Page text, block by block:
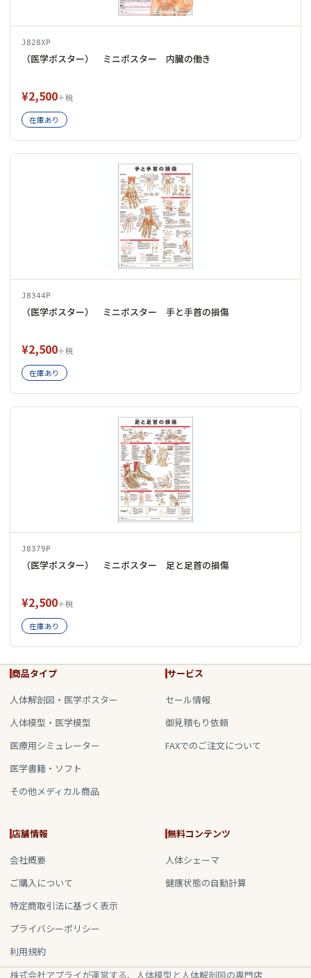
J828XP
（医学ポスター） ミニポスター 内臓の働き
¥2,500＋税
在庫あり
J8344P
（医学ポスター） ミニポスター 手と手首の損傷
¥2,500＋税
在庫あり
J8379P
（医学ポスター） ミニポスター 足と足首の損傷
¥2,500＋税
在庫あり
商品タイプ
人体解剖図・医学ポスター
人体模型・医学模型
医療用シミュレーター
医学書籍・ソフト
その他メディカル商品
サービス
セール情報
御見積もり依頼
FAXでのご注文について
店舗情報
会社概要
ご購入について
特定商取引法に基づく表示
プライバシーポリシー
利用規約
無料コンテンツ
人体シェーマ
健康状態の自動計算
株式会社アプライが運営する、人体模型と人体解剖図の専門店